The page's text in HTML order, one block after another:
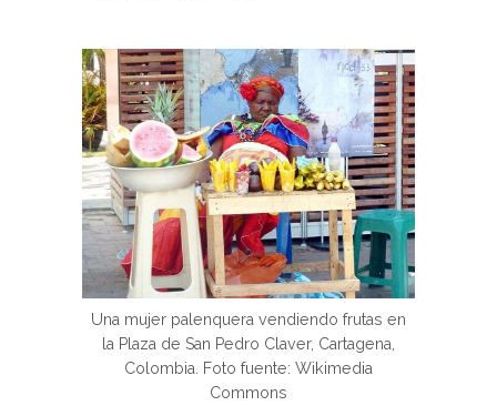
Una mujer palenquera vendiendo frutas en
la Plaza de San Pedro Claver, Cartagena,
Colombia. Foto fuente: Wikimedia
Commons